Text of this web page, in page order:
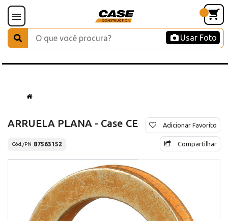
Usar Foto
ARRUELA PLANA - Case CE
Cód./PN 87563152
Adicionar Favorito
Compartilhar